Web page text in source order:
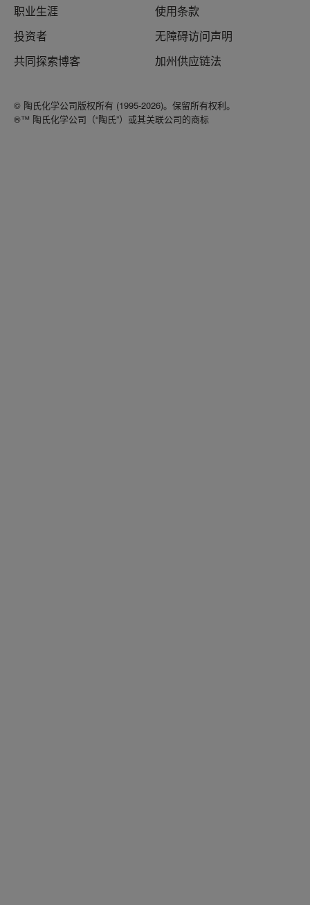
职业生涯
投资者
共同探索博客
使用条款
无障碍访问声明
加州供应链法
© 陶氏化学公司版权所有 (1995-2026)。保留所有权利。
®™ 陶氏化学公司（“陶氏”）或其关联公司的商标